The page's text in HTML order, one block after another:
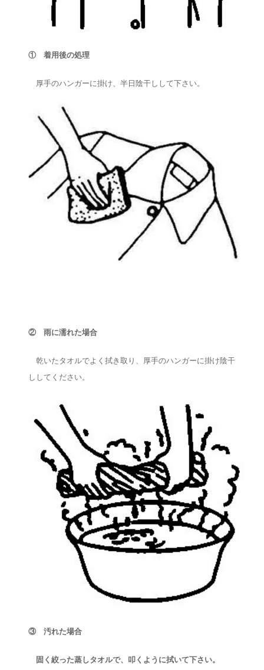
① 着用後の処理
厚手のハンガーに掛け、半日陰干しして下さい。
② 雨に濡れた場合
乾いたタオルでよく拭き取り、厚手のハンガーに掛け陰干
ししてください。
③ 汚れた場合
固く絞った蒸しタオルで、叩くように拭いて下さい。